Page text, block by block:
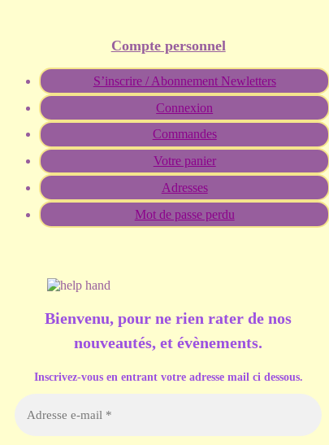
Compte personnel
S’inscrire / Abonnement Newletters
Connexion
Commandes
Votre panier
Adresses
Mot de passe perdu
Bienvenu, pour ne rien rater de nos
nouveautés, et évènements.
Inscrivez-vous en entrant votre adresse mail ci dessous.